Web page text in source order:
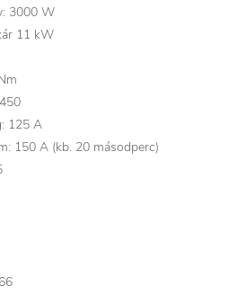
3000 W
11 kW
125 A
150 A (kb. 20 másodperc)